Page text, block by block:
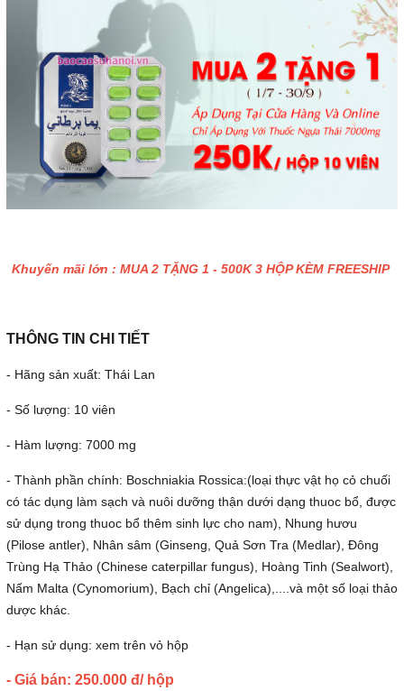
Khuyến mãi lớn : MUA 2 TẶNG 1 - 500K 3 HỘP KÈM FREESHIP
THÔNG TIN CHI TIẾT
- Hãng sản xuất: Thái Lan
- Số lượng: 10 viên
- Hàm lượng: 7000 mg
- Thành phần chính: Boschniakia Rossica:(loại thực vật họ cỏ chuối
có tác dụng làm sạch và nuôi dưỡng thận dưới dạng thuoc bổ, được
sử dụng trong thuoc bổ thêm sinh lực cho nam), Nhung hươu
(Pilose antler), Nhân sâm (Ginseng, Quả Sơn Tra (Medlar), Đông
Trùng Hạ Thảo (Chinese caterpillar fungus), Hoàng Tinh (Sealwort),
Nấm Malta (Cynomorium), Bạch chỉ (Angelica),....và một số loại thảo
dược khác.
- Hạn sử dụng: xem trên vỏ hộp
- Giá bán: 250.000 đ/ hộp